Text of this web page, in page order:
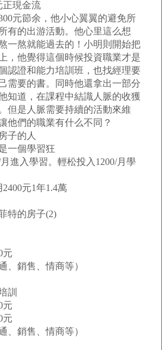
現金流
元節余，他小心翼翼的避免所
有的出游活動。他心里這么想
一熬就能過去的！小明則開始把
，他覺得這個時候投資職業才是
認證和能力培訓班，也找經理要
需要的書。同時他還拿出一部分
知道，在課程中結識人脈的收獲
但是人脈需要持續的活動來維
他們的職業有什么不同？
的人
個學習狂
入學習。輕松投入1200/月學
元1年1.4萬
房子(2)
銷售、情商等）
訓
銷售、情商等）